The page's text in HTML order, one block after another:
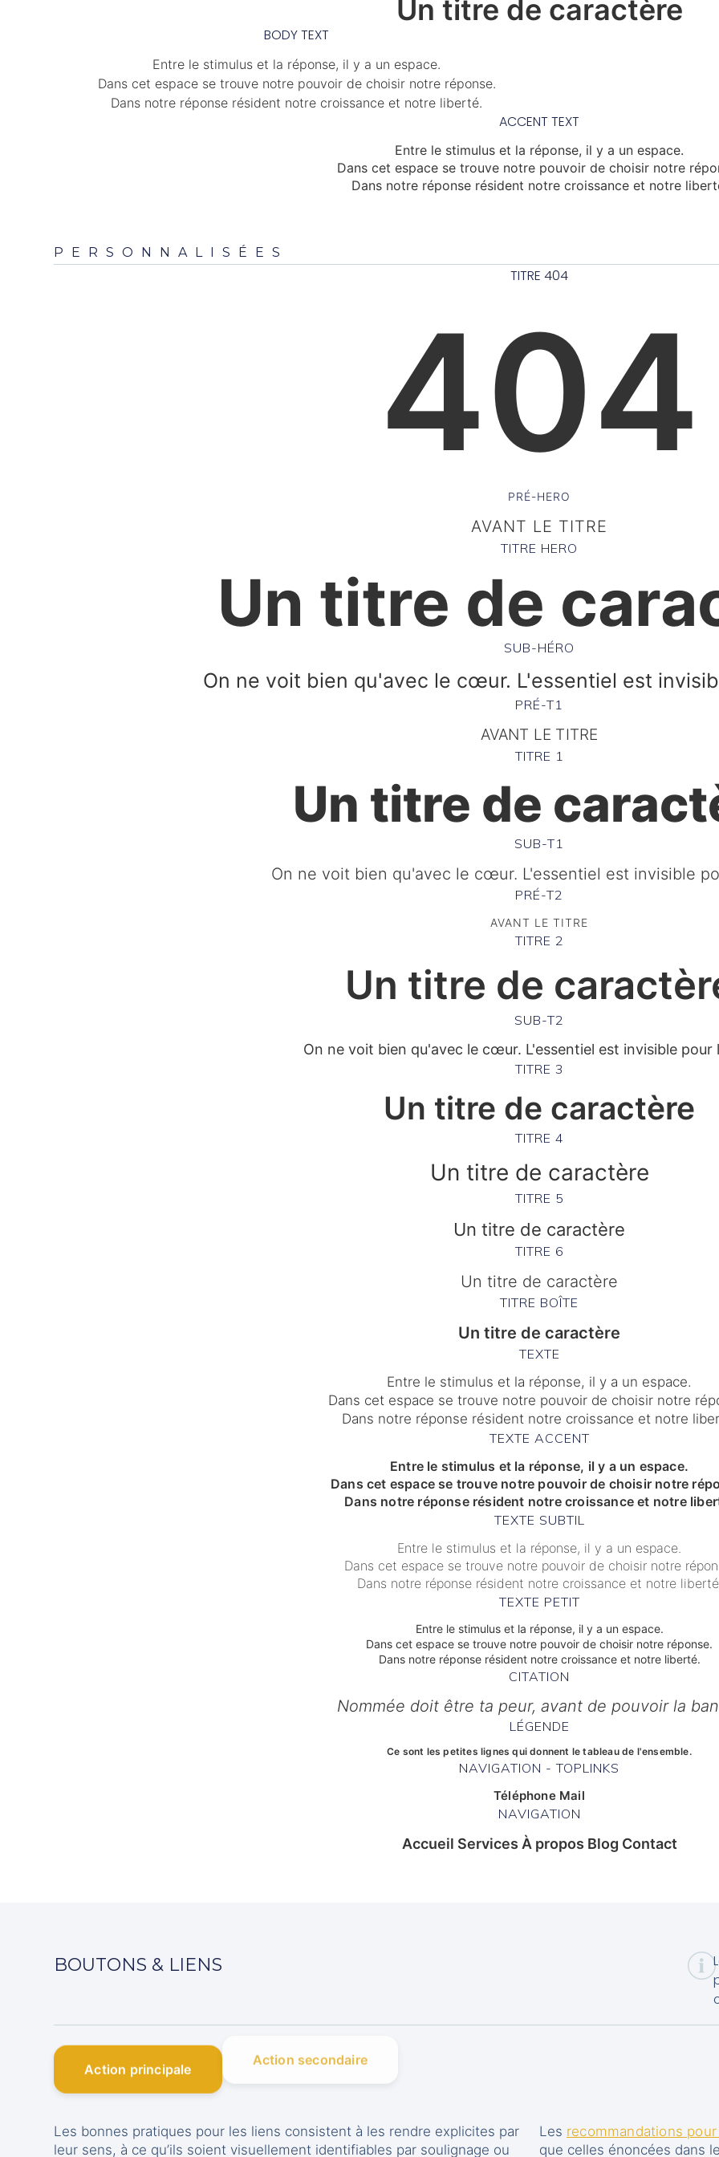
Un titre de caractère
BODY TEXT
Entre le stimulus et la réponse, il y a un espace.
Dans cet espace se trouve notre pouvoir de choisir notre réponse.
Dans notre réponse résident notre croissance et notre liberté.
ACCENT TEXT
Entre le stimulus et la réponse, il y a un espace.
Dans cet espace se trouve notre pouvoir de choisir notre
Dans notre réponse résident notre croissance et notre
PERSONNALISÉES
TITRE 404
404
PRÉ-HERO
AVANT LE TITRE
TITRE HERO
Un titre de
SUB-HÉRO
On ne voit bien qu'avec le cœur. L'essentiel est
PRÉ-T1
AVANT LE TITRE
TITRE 1
Un titre de
SUB-T1
On ne voit bien qu'avec le cœur. L'essentiel est invisible
PRÉ-T2
AVANT LE TITRE
TITRE 2
Un titre de
SUB-T2
On ne voit bien qu'avec le cœur. L'essentiel est invisible pour
TITRE 3
Un titre de caractère​
TITRE 4
Un titre de caractère​
TITRE 5
Un titre de caractère​
TITRE 6
Un titre de caractère​
TITRE BOÎTE
Un titre de caractère​
TEXTE
Entre le stimulus et la réponse, il y a un espace.
Dans cet espace se trouve notre pouvoir de choisir notre
Dans notre réponse résident notre croissance et notre
TEXTE ACCENT
Entre le stimulus et la réponse, il y a un espace.
Dans cet espace se trouve notre pouvoir de choisir notre
Dans notre réponse résident notre croissance et notre
TEXTE SUBTIL
Entre le stimulus et la réponse, il y a un espace.
Dans cet espace se trouve notre pouvoir de choisir notre
Dans notre réponse résident notre croissance et notre liberté.
TEXTE PETIT
Entre le stimulus et la réponse, il y a un espace.
Dans cet espace se trouve notre pouvoir de choisir notre réponse.
Dans notre réponse résident notre croissance et notre liberté.
CITATION
Nommée doit être ta peur, avant de pouvoir la
LÉGENDE
Ce sont les petites lignes qui donnent le tableau de l'ensemble.
NAVIGATION - TOPLINKS
Téléphone Mail
NAVIGATION
Accueil Services À propos Blog Contact
BOUTONS & LIENS
Action principale Action secondaire
Les bonnes pratiques pour les liens consistent à les rendre explicites par
leur sens, à ce qu’ils soient visuellement identifiables par soulignage ou
Les recommandations
que celles énoncées dans